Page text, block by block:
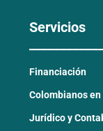
Servicios
Financiación
Colombianos
Jurídico y